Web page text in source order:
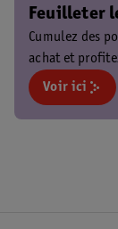
Feuilleter
Cumulez des
achat et
Voir ici